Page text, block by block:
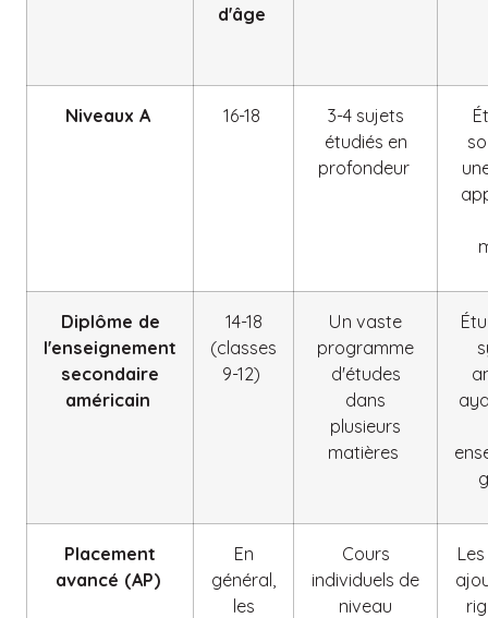
d'âge
Niveaux A 16-18
3-4 sujets
étudiés en
profondeur
Diplôme de
l'enseignement
secondaire
américain
14-18
(classes
9-12)
Un vaste
programme
d'études
dans
plusieurs
matières
Placement
avancé (AP)
En
général,
les
Cours
individuels de
niveau